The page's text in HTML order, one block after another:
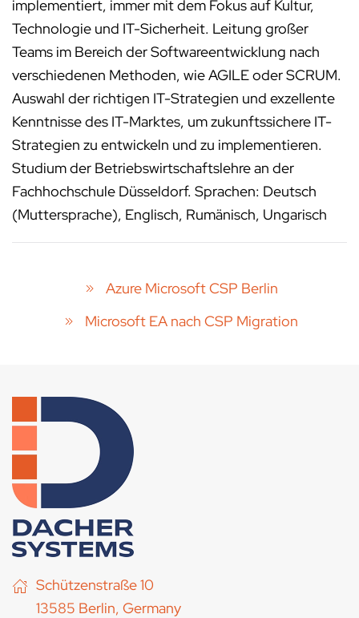
implementiert, immer mit dem Fokus auf Kultur,
Technologie und IT-Sicherheit. Leitung großer
Teams im Bereich der Softwareentwicklung nach
verschiedenen Methoden, wie AGILE oder SCRUM.
Auswahl der richtigen IT-Strategien und exzellente
Kenntnisse des IT-Marktes, um zukunftssichere IT-
Strategien zu entwickeln und zu implementieren.
Studium der Betriebswirtschaftslehre an der
Fachhochschule Düsseldorf. Sprachen: Deutsch
(Muttersprache), Englisch, Rumänisch, Ungarisch
Azure Microsoft CSP Berlin
Microsoft EA nach CSP Migration
Schützenstraße 10
13585 Berlin, Germany